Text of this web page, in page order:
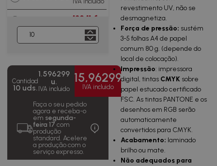
139,11 €
IVA incluido
500
0,40
200,22
1000
uds.
0,30
€/u.
301,02 €
IVA
incluido
2500
uds.
0,27
€/u.
677,29
€
incluido
5000
uds.
0,26
€/u.
1 304,41
Cantidad
10 uds.
1.596299
u.
IVA incluido
15,96299
IVA incluido
Faça o seu pedido
agora e receba-o
em segunda-
feira 17 com
produção
standard. Acelere
a produção com o
serviço expresso.
revestimento UV, não se
desmagnetiza.
Força de pressão: sustém
3-5 folhas A4 de papel
comum 80 g. (depende do
local de colocação).
Impressão: impressora
digital, tintas CMYK sobre
papel estucado certificado
FSC. As tintas PANTONE e os
desenhos em RGB serão
automaticamente
convertidos para CMYK.
Acabamento: laminado
brilho ou mate.
Não adequados para